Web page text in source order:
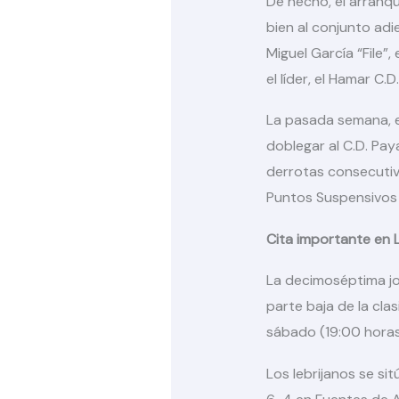
bien al conjunto
Miguel García
el líder, el Hamar
La pasada
doblegar al C.D.
derrotas
Puntos
Cita importante en
La decimoséptima
parte baja de la
sábado (19:00
Los lebrijanos se